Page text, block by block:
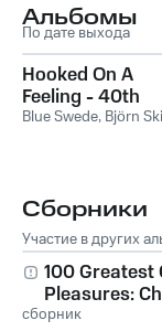
Альбомы
По дате выхода
Hooked On A
Feeling - 40th
Anniversary
Blue Swede, Björn
Сборники
Участие в других
100 Greatest
Pleasures:
Pop Hits
сборник